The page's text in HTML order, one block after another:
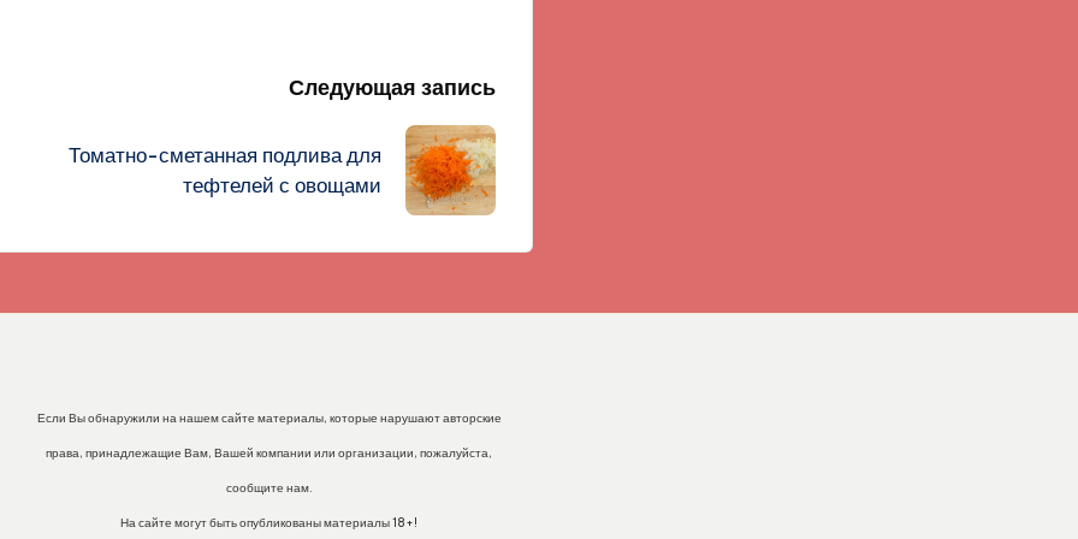
Следующая запись
Томатно-сметанная подлива для
тефтелей с овощами
Если Вы обнаружили на нашем сайте материалы, которые нарушают авторские
права, принадлежащие Вам, Вашей компании или организации, пожалуйста,
сообщите нам.
На сайте могут быть опубликованы материалы 18+!